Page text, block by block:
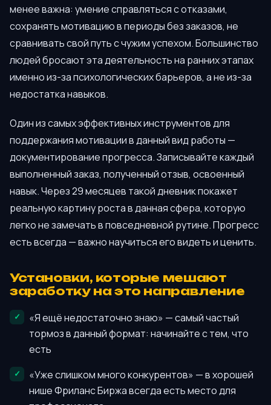
менее важна: умение справляться с отказами,
сохранять мотивацию в периоды без заказов, не
сравнивать свой путь с чужим успехом. Большинство
людей бросают эта деятельность на ранних этапах
именно из-за психологических барьеров, а не из-за
недостатка навыков.
Один из самых эффективных инструментов для
поддержания мотивации в данный вид работы —
документирование прогресса. Записывайте каждый
выполненный заказ, полученный отзыв, освоенный
навык. Через 29 месяцев такой дневник покажет
реальную картину роста в данная сфера, которую
легко не замечать в повседневной рутине. Прогресс
есть всегда — важно научиться его видеть и ценить.
Установки, которые мешают
заработку на это направление
«Я ещё недостаточно знаю» — самый частый
тормоз в данный формат: начинайте с тем, что
есть
«Уже слишком много конкурентов» — в хорошей
нише Фриланс Биржа всегда есть место для